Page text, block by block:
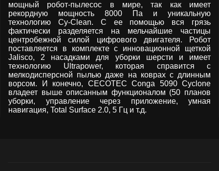
мощный робот-пылесос в мире, так как имеет
рекордную мощность 8000 Па и уникальную
технологию Cy-Clean. С ее помощью вся грязь
фактически разделяется на мельчайшие частицы
центробежной силой цифрового двигателя. Робот
поставляется в комплекте с инновационной щеткой
Jalisco, 2 насадками для уборки шерсти и имеет
технологию Ultrapower, которая справится с
мелкодисперсной пылью даже на коврах с длинным
ворсом. И конечно, CECOTEC Conga 5090 Cyclone
владеет выше описанным функционалом (50 планов
уборки, управление через приложение, умная
навигация, Total Surface 2.0, 5 Гц и т.д.